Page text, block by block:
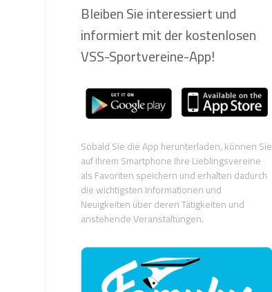
Bleiben Sie interessiert und
informiert mit der kostenlosen
VSS-Sportvereine-App!
Sobald Sie die App herunterladen, können Sie
auf Ihrem Smartphone Ihre Lieblingsvereine
als Favoriten speichern und erhalten dadurch
die wichtigsten Informationen und
Neuigkeiten über deren Tätigkeiten und
anstehende Veranstaltungen.